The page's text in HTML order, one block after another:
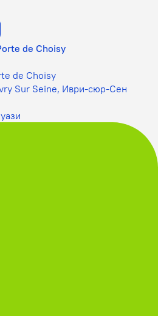
de Choisy
Sur Seine, Иври-сюр-Сен